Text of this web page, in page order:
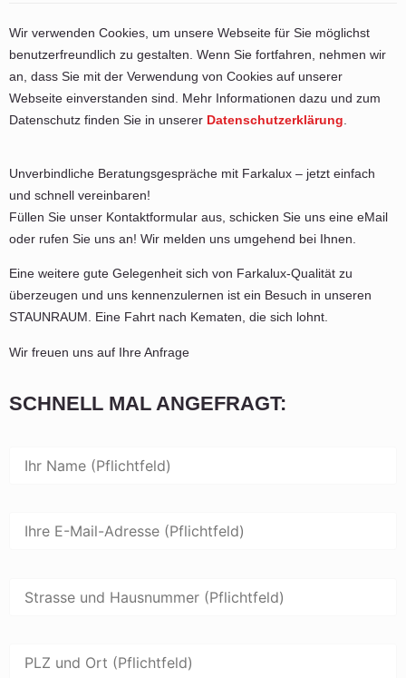
Wir verwenden Cookies, um unsere Webseite für Sie möglichst
benutzerfreundlich zu gestalten. Wenn Sie fortfahren, nehmen wir
an, dass Sie mit der Verwendung von Cookies auf unserer
Webseite einverstanden sind. Mehr Informationen dazu und zum
Datenschutz finden Sie in unserer Datenschutzerklärung.
Unverbindliche Beratungsgespräche mit Farkalux – jetzt einfach
und schnell vereinbaren!
Füllen Sie unser Kontaktformular aus, schicken Sie uns eine eMail
oder rufen Sie uns an! Wir melden uns umgehend bei Ihnen.
Eine weitere gute Gelegenheit sich von Farkalux-Qualität zu
überzeugen und uns kennenzulernen ist ein Besuch in unseren
STAUNRAUM. Eine Fahrt nach Kematen, die sich lohnt.
Wir freuen uns auf Ihre Anfrage
SCHNELL MAL ANGEFRAGT: